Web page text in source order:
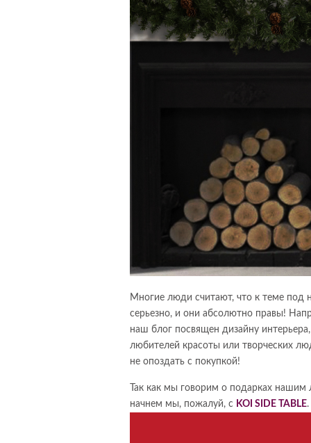
Многие люди считают, что к теме под
серьезно, и они абсолютно правы!
наш блог посвящен дизайну
любителей красоты или творческих
не опоздать с покупкой!
Так как мы говорим о подарках
начнем мы, пожалуй, с KOI SIDE TABLE.